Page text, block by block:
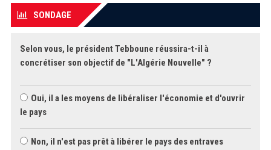
SONDAGE
Selon vous, le président Tebboune réussira-t-il à
concrétiser son objectif de "L'Algérie Nouvelle" ?
Oui, il a les moyens de libéraliser l'économie et d'ouvrir
le pays
Non, il n'est pas prêt à libérer le pays des entraves